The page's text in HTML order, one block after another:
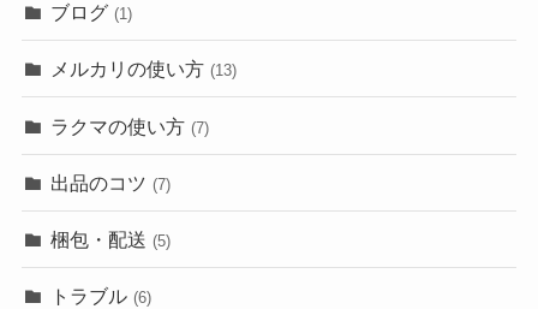
ブログ (1)
メルカリの使い方 (13)
ラクマの使い方 (7)
出品のコツ (7)
梱包・配送 (5)
トラブル (6)